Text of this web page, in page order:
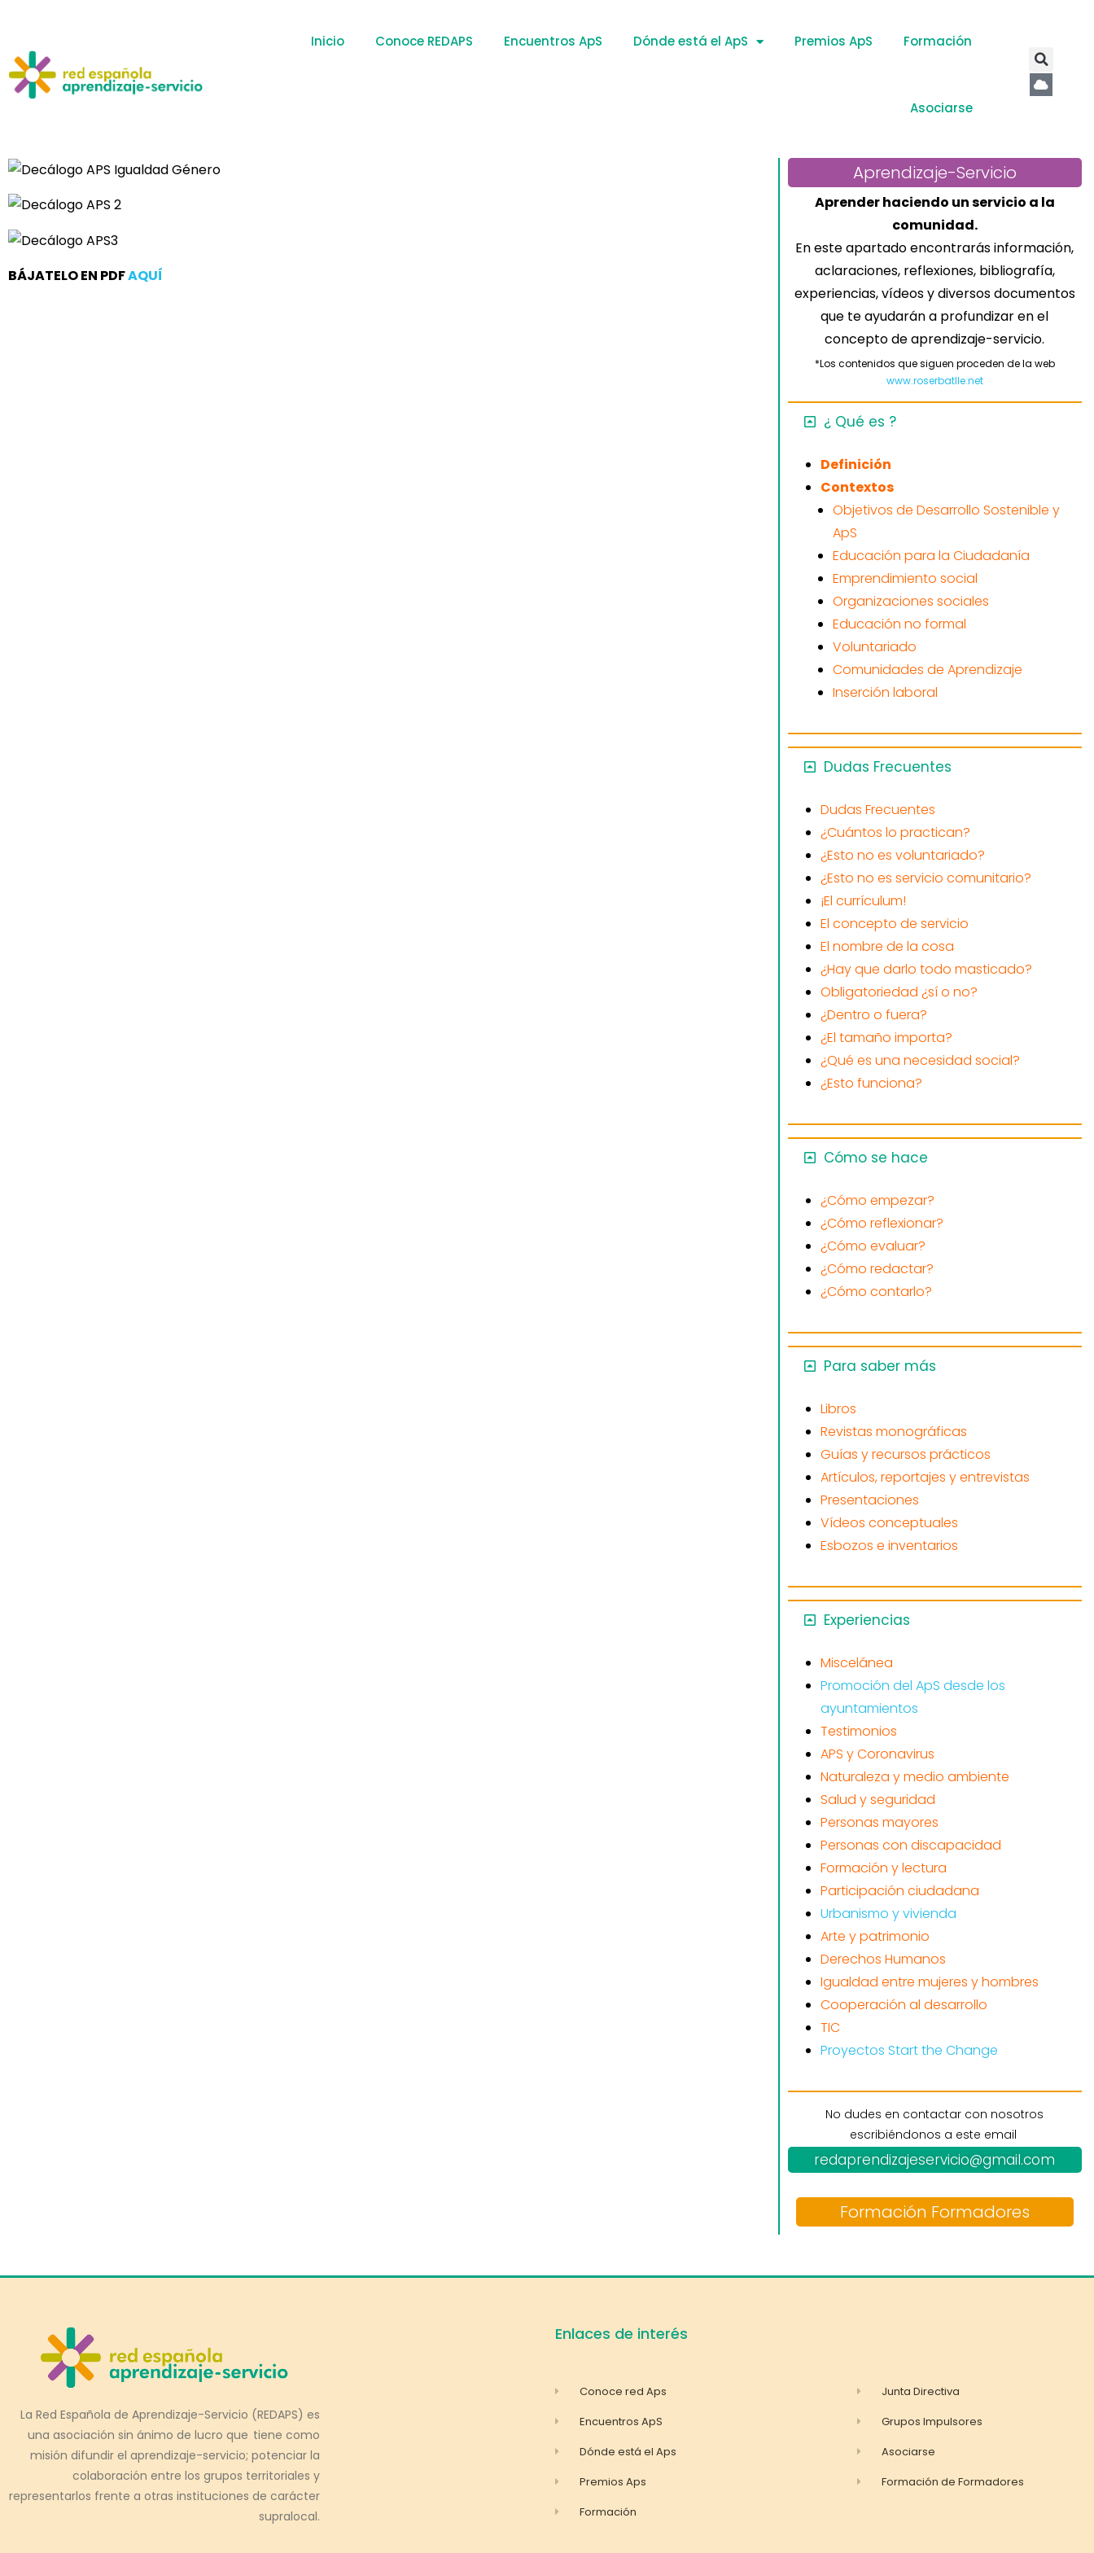
Inicio Conoce REDAPS Encuentros ApS Dónde está el ApS Premios ApS Formación
Asociarse
BÁJATELO EN PDFAQUÍ
Aprendizaje-Servicio
Aprender haciendo un servicio a la
comunidad.
En este apartado encontrarás información,
aclaraciones, reflexiones, bibliografía,
experiencias, vídeos y diversos documentos
que te ayudarán a profundizar en el
concepto de aprendizaje-servicio.
*Los contenidos que siguen proceden de la web
www.roserbatlle.net
¿ Qué es ?
Definición
Contextos
Objetivos de Desarrollo Sostenible y
ApS
Educación para la Ciudadanía
Emprendimiento social
Organizaciones sociales
Educación no formal
Voluntariado
Comunidades de Aprendizaje
Inserción laboral
Dudas Frecuentes
Dudas Frecuentes
¿Cuántos lo practican?
¿Esto no es voluntariado?
¿Esto no es servicio comunitario?
¡El currículum!
El concepto de servicio
El nombre de la cosa
¿Hay que darlo todo masticado?
Obligatoriedad ¿sí o no?
¿Dentro o fuera?
¿El tamaño importa?
¿Qué es una necesidad social?
¿Esto funciona?
Cómo se hace
¿Cómo empezar?
¿Cómo reflexionar?
¿Cómo evaluar?
¿Cómo redactar?
¿Cómo contarlo?
Para saber más
Libros
Revistas monográficas
Guías y recursos prácticos
Artículos, reportajes y entrevistas
Presentaciones
Vídeos conceptuales
Esbozos e inventarios
Experiencias
Miscelánea
Promoción del ApS desde los
ayuntamientos
Testimonios
APS y Coronavirus
Naturaleza y medio ambiente
Salud y seguridad
Personas mayores
Personas con discapacidad
Formación y lectura
Participación ciudadana
Urbanismo y vivienda
Arte y patrimonio
Derechos Humanos
Igualdad entre mujeres y hombres
Cooperación al desarrollo
TIC
Proyectos Start the Change
No dudes en contactar con nosotros
escribiéndonos a este email
redaprendizajeservicio@gmail.com
Formación Formadores
La Red Española de Aprendizaje-Servicio (REDAPS) es
una asociación sin ánimo de lucro que tiene como
misión difundir el aprendizaje-servicio; potenciar la
colaboración entre los grupos territoriales y
representarlos frente a otras instituciones de carácter
supralocal.
Enlaces de interés
Conoce red Aps
Encuentros ApS
Dónde está el Aps
Premios Aps
Formación
Junta Directiva
Grupos Impulsores
Asociarse
Formación de Formadores